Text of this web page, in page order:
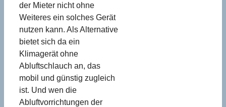
der Mieter nicht ohne
Weiteres ein solches Gerät
nutzen kann. Als Alternative
bietet sich da ein
Klimagerät ohne
Abluftschlauch an, das
mobil und günstig zugleich
ist. Und wen die
Abluftvorrichtungen der